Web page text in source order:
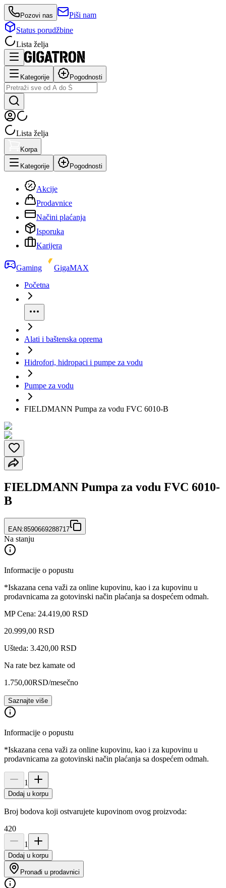
Pozovi nas
Piši nam
Status porudžbine
Lista želja
Kategorije Pogodnosti
Lista želja
Korpa
Kategorije Pogodnosti
Akcije
Prodavnice
Načini plaćanja
Isporuka
Karijera
Gaming
GigaMAX
Početna
Alati i baštenska oprema
Hidrofori, hidropaci i pumpe za vodu
Pumpe za vodu
FIELDMANN Pumpa za vodu FVC 6010-B
FIELDMANN Pumpa za vodu FVC 6010-
B
EAN:8590669288717
Na stanju
Informacije o popustu
*Iskazana cena važi za online kupovinu, kao i za kupovinu u
prodavnicama za gotovinski način plaćanja sa dospećem odmah.
MP Cena: 24.419,00 RSD
20.999,00 RSD
Ušteda: 3.420,00 RSD
Na rate bez kamate od
1.750,00RSD/mesečno
Saznajte više
Informacije o popustu
*Iskazana cena važi za online kupovinu, kao i za kupovinu u
prodavnicama za gotovinski način plaćanja sa dospećem odmah.
1
Dodaj u korpu
Broj bodova koji ostvarujete kupovinom ovog proizvoda:
420
1
Dodaj u korpu
Pronađi u prodavnici